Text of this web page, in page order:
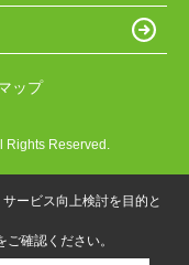
ップ
Rights Reserved.
ービス向上検討を目的と
ご確認ください。